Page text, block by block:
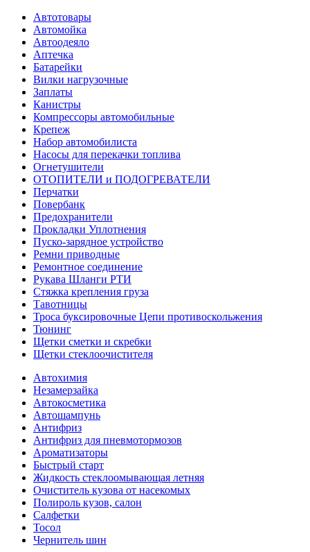
Автотовары
Автомойка
Автоодеяло
Аптечка
Батарейки
Вилки нагрузочные
Заплаты
Канистры
Компрессоры автомобильные
Крепеж
Набор автомобилиста
Насосы для перекачки топлива
Огнетушители
ОТОПИТЕЛИ и ПОДОГРЕВАТЕЛИ
Перчатки
Повербанк
Предохранители
Прокладки Уплотнения
Пуско-зарядное устройство
Ремни приводные
Ремонтное соединение
Рукава Шланги РТИ
Стяжка крепления груза
Тавотницы
Троса буксировочные Цепи противоскольжения
Тюнинг
Щетки сметки и скребки
Щетки стеклоочистителя
Автохимия
Незамерзайка
Автокосметика
Автошампунь
Антифриз
Антифриз для пневмотормозов
Ароматизаторы
Быстрый старт
Жидкость стеклоомывающая летняя
Очиститель кузова от насекомых
Полироль кузов, салон
Салфетки
Тосол
Чернитель шин